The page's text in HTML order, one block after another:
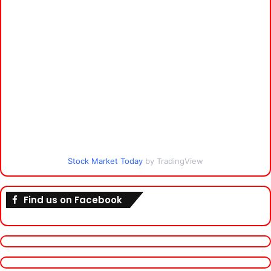
Stock Market Today by TradingView
Find us on Facebook